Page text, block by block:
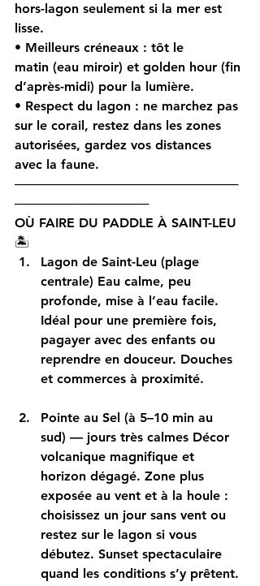
hors-lagon seulement si la mer est
lisse.
• Meilleurs créneaux : tôt le
matin (eau miroir) et golden hour (fin
d’après-midi) pour la lumière.
• Respect du lagon : ne marchez pas
sur le corail, restez dans les zones
autorisées, gardez vos distances
avec la faune.
─────────────────────────
───────────────
OÙ FAIRE DU PADDLE À SAINT-LEU
🏝️
Lagon de Saint-Leu (plage
centrale) Eau calme, peu
profonde, mise à l’eau facile.
Idéal pour une première fois,
pagayer avec des enfants ou
reprendre en douceur. Douches
et commerces à proximité.
Pointe au Sel (à 5–10 min au
sud) — jours très calmes Décor
volcanique magnifique et
horizon dégagé. Zone plus
exposée au vent et à la houle :
choisissez un jour sans vent ou
restez sur le lagon si vous
débutez. Sunset spectaculaire
quand les conditions s’y prêtent.